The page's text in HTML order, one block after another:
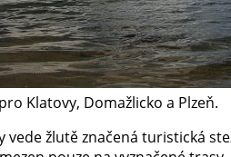
Klatovy, Domažlicko a Plzeň.
žlutě značená turistická